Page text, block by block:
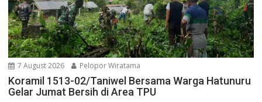
7 August 2026 Pelopor Wiratama
Koramil 1513-02/Taniwel Bersama Warga Hatunuru
Gelar Jumat Bersih di Area TPU